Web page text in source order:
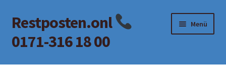
Zur
Navigation
springen
Zum
Inhalt
springen
Restposten.onl
0171-316 18 00
Menü
Start